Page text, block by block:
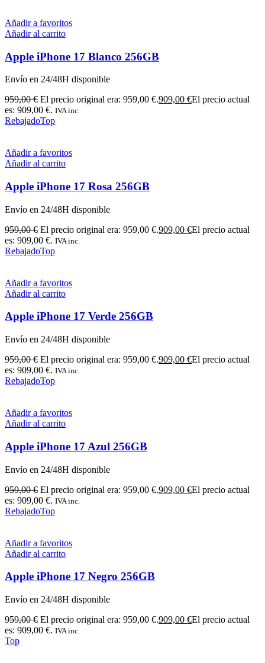
Añadir a favoritos
Añadir al carrito
Apple iPhone 17 Blanco 256GB
Envío en 24/48H disponible
959,00€ El precio original era: 959,00 €.909,00 €El precio actual
es: 909,00 €. IVA inc.
RebajadoTop
Añadir a favoritos
Añadir al carrito
Apple iPhone 17 Rosa 256GB
Envío en 24/48H disponible
959,00€ El precio original era: 959,00 €.909,00 €El precio actual
es: 909,00 €. IVA inc.
RebajadoTop
Añadir a favoritos
Añadir al carrito
Apple iPhone 17 Verde 256GB
Envío en 24/48H disponible
959,00€ El precio original era: 959,00 €.909,00 €El precio actual
es: 909,00 €. IVA inc.
RebajadoTop
Añadir a favoritos
Añadir al carrito
Apple iPhone 17 Azul 256GB
Envío en 24/48H disponible
959,00€ El precio original era: 959,00 €.909,00 €El precio actual
es: 909,00 €. IVA inc.
RebajadoTop
Añadir a favoritos
Añadir al carrito
Apple iPhone 17 Negro 256GB
Envío en 24/48H disponible
959,00€ El precio original era: 959,00 €.909,00 €El precio actual
es: 909,00 €. IVA inc.
Top